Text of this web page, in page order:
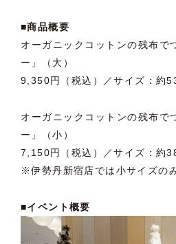
■商品概要
オーガニックコットンの残布で
ー」（大）
9,350円（税込）／サイズ：約
オーガニックコットンの残布で
ー」（小）
7,150円（税込）／サイズ：約
※伊勢丹新宿店では小サイズの
■イベント概要